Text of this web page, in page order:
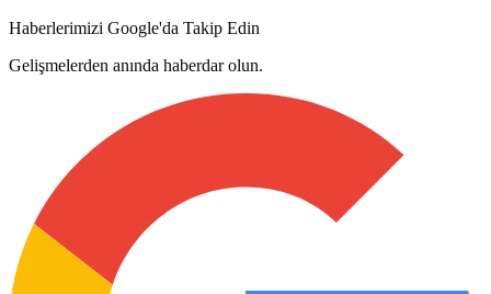
Haberlerimizi Google'da Takip Edin
Gelişmelerden anında haberdar olun.